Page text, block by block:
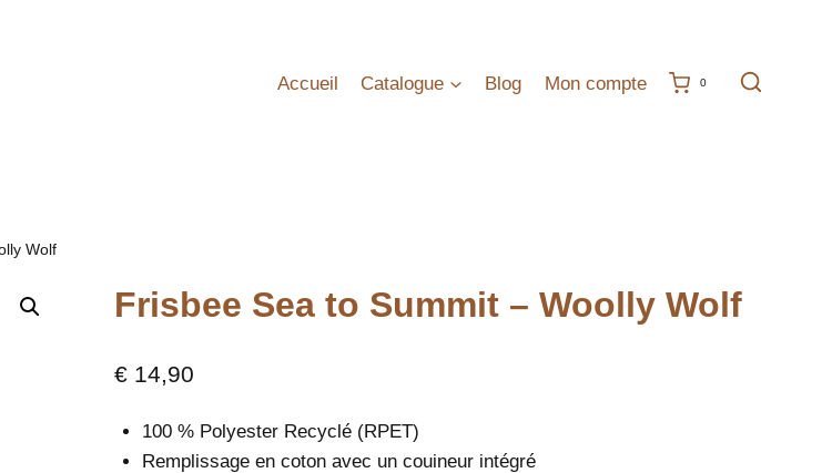
Accueil Catalogue Blog Mon compte 0
Wolf
Frisbee Sea to Summit – Woolly Wolf
€14,90
100 % Polyester Recyclé (RPET)
Remplissage en coton avec un couineur intégré